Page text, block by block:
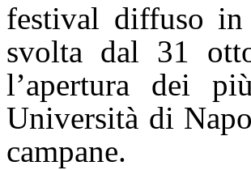
festival diffuso
svolta dal 31
l’apertura dei
Università di
campane.